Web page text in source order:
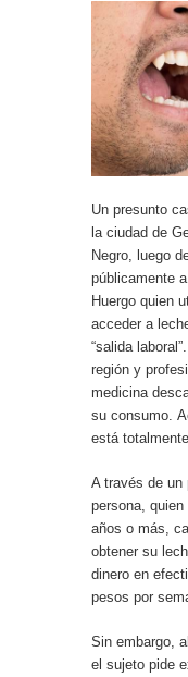
Un presunto
la ciudad de
Negro, luego
públicamente
Huergo quien
acceder a
“salida
región y
medicina
su consumo.
está
A través de un
persona,
años o más,
obtener su
dinero en
pesos por
Sin embargo,
el sujeto pide